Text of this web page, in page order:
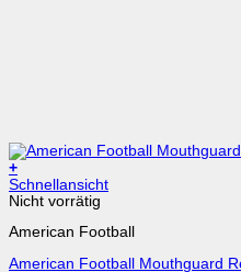
+
Dieses
Produkt
mehrere
auf.
Schnellansicht
Nicht vorrätig
American Football
American Football Mouthguard